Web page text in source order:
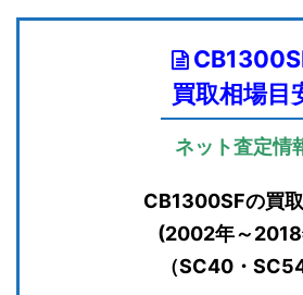
買取相場目
ネット査定情
CB1300SFの買
(2002年～
（SC40・SC54